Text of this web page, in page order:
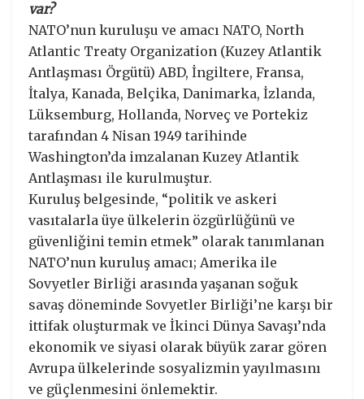
var?
NATO’nun kuruluşu ve amacı NATO, North
Atlantic Treaty Organization (Kuzey Atlantik
Antlaşması Örgütü) ABD, İngiltere, Fransa,
İtalya, Kanada, Belçika, Danimarka, İzlanda,
Lüksemburg, Hollanda, Norveç ve Portekiz
tarafından 4 Nisan 1949 tarihinde
Washington’da imzalanan Kuzey Atlantik
Antlaşması ile kurulmuştur.
Kuruluş belgesinde, “politik ve askeri
vasıtalarla üye ülkelerin özgürlüǧünü ve
güvenliǧini temin etmek” olarak tanımlanan
NATO’nun kuruluş amacı; Amerika ile
Sovyetler Birliği arasında yaşanan soğuk
savaş döneminde Sovyetler Birliği’ne karşı bir
ittifak oluşturmak ve İkinci Dünya Savaşı’nda
ekonomik ve siyasi olarak büyük zarar gören
Avrupa ülkelerinde sosyalizmin yayılmasını
ve güçlenmesini önlemektir.